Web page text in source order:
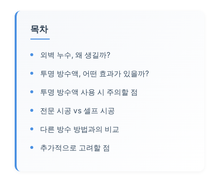
목차
외벽 누수, 왜 생길까?
투명 방수액, 어떤 효과가 있을까?
투명 방수액 사용 시 주의할 점
전문 시공 vs 셀프 시공
다른 방수 방법과의 비교
추가적으로 고려할 점